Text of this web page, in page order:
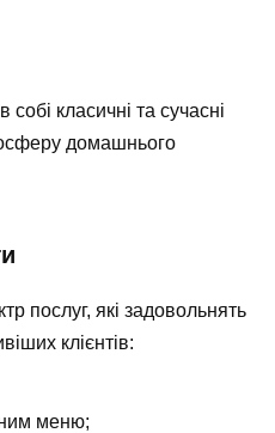
собі класичні та сучасні
домашнього
послуг, які задовольнять
клієнтів:
меню;